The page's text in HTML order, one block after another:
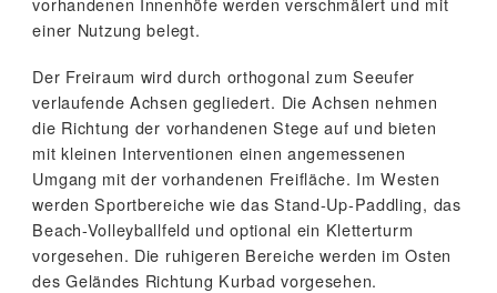
einer Nutzung belegt.
Der Freiraum wird durch orthogonal zum Seeufer
verlaufende Achsen gegliedert. Die Achsen nehmen
die Richtung der vorhandenen Stege auf und bieten
mit kleinen Interventionen einen angemessenen
Umgang mit der vorhandenen Freifläche. Im Westen
werden Sportbereiche wie das Stand-Up-Paddling, das
Beach-Volleyballfeld und optional ein Kletterturm
vorgesehen. Die ruhigeren Bereiche werden im Osten
des Geländes Richtung Kurbad vorgesehen.